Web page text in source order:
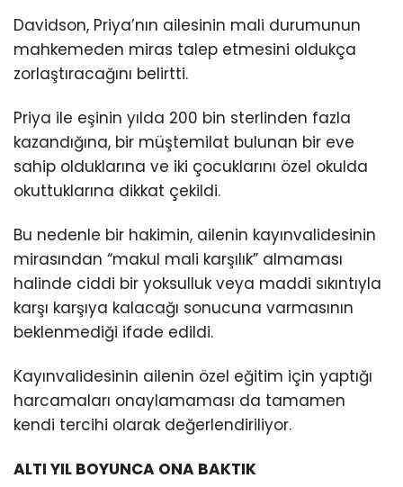
Davidson, Priya’nın ailesinin mali durumunun
mahkemeden miras talep etmesini oldukça
zorlaştıracağını belirtti.
Priya ile eşinin yılda 200 bin sterlinden fazla
kazandığına, bir müştemilat bulunan bir eve
sahip olduklarına ve iki çocuklarını özel okulda
okuttuklarına dikkat çekildi.
Bu nedenle bir hakimin, ailenin kayınvalidesinin
mirasından “makul mali karşılık” almaması
halinde ciddi bir yoksulluk veya maddi sıkıntıyla
karşı karşıya kalacağı sonucuna varmasının
beklenmediği ifade edildi.
Kayınvalidesinin ailenin özel eğitim için yaptığı
harcamaları onaylamaması da tamamen
kendi tercihi olarak değerlendiriliyor.
ALTI YIL BOYUNCA ONA BAKTIK